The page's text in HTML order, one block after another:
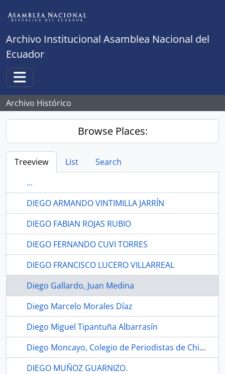
Archivo Institucional Asamblea Nacional del
Ecuador
Toggle navigation
Archivo Histórico
Browse Places:
Treeview List
Search
...
DIEGO ARMANDO VINTIMILLA JARRÍN
DIEGO FABIAN ROJAS RUBIO
DIEGO FERNANDO CUVI TORRES
DIEGO FRANCISCO LUCERO VILLARREAL
Diego Gallardo, Juan Medina
Diego Marcelo Morales Díaz
Diego Miguel Tipantuña Albarrasín
Diego Moncayo, Colegio de Periodistas de Chimborazo
DIEGO MUÑOZ GUARNIZO.